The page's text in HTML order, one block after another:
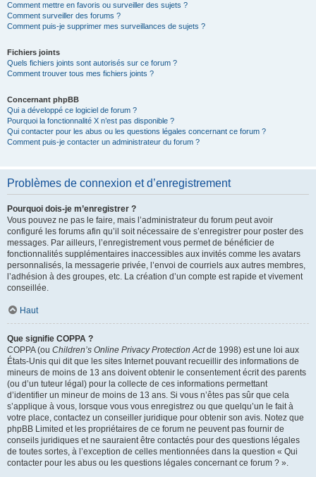
Comment mettre en favoris ou surveiller des sujets ?
Comment surveiller des forums ?
Comment puis-je supprimer mes surveillances de sujets ?
Fichiers joints
Quels fichiers joints sont autorisés sur ce forum ?
Comment trouver tous mes fichiers joints ?
Concernant phpBB
Qui a développé ce logiciel de forum ?
Pourquoi la fonctionnalité X n’est pas disponible ?
Qui contacter pour les abus ou les questions légales concernant ce forum ?
Comment puis-je contacter un administrateur du forum ?
Problèmes de connexion et d’enregistrement
Pourquoi dois-je m’enregistrer ?
Vous pouvez ne pas le faire, mais l’administrateur du forum peut avoir
configuré les forums afin qu’il soit nécessaire de s’enregistrer pour poster des
messages. Par ailleurs, l’enregistrement vous permet de bénéficier de
fonctionnalités supplémentaires inaccessibles aux invités comme les avatars
personnalisés, la messagerie privée, l’envoi de courriels aux autres membres,
l’adhésion à des groupes, etc. La création d’un compte est rapide et vivement
conseillée.
Haut
Que signifie COPPA ?
COPPA (ou Children’s Online Privacy Protection Actde 1998) est une loi aux
États-Unis qui dit que les sites Internet pouvant recueillir des informations de
mineurs de moins de 13 ans doivent obtenir le consentement écrit des parents
(ou d’un tuteur légal) pour la collecte de ces informations permettant
d’identifier un mineur de moins de 13 ans. Si vous n’êtes pas sûr que cela
s’applique à vous, lorsque vous vous enregistrez ou que quelqu’un le fait à
votre place, contactez un conseiller juridique pour obtenir son avis. Notez que
phpBB Limited et les propriétaires de ce forum ne peuvent pas fournir de
conseils juridiques et ne sauraient être contactés pour des questions légales
de toutes sortes, à l’exception de celles mentionnées dans la question « Qui
contacter pour les abus ou les questions légales concernant ce forum ? ».